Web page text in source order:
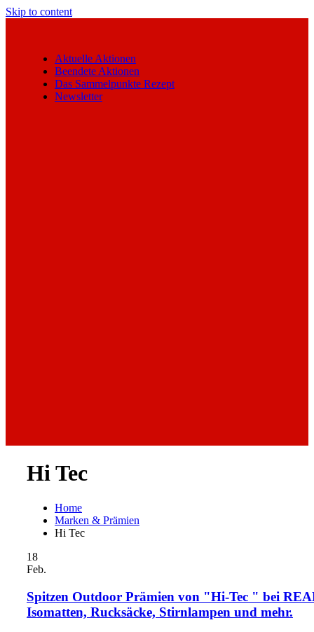
Skip to content
Aktuelle Aktionen
Beendete Aktionen
Das Sammelpunkte Rezept
Newsletter
Hi Tec
Home
Marken & Prämien
Hi Tec
18
Feb.
Spitzen Outdoor Prämien von "Hi-Tec " bei
Isomatten, Rucksäcke, Stirnlampen und mehr.